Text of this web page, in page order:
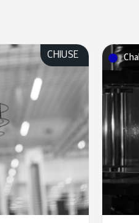
CHIUSE